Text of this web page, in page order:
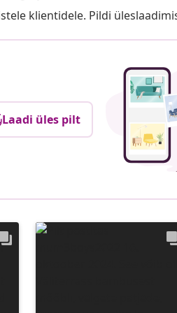
klientidele. Pildi
Laadi üles pilt